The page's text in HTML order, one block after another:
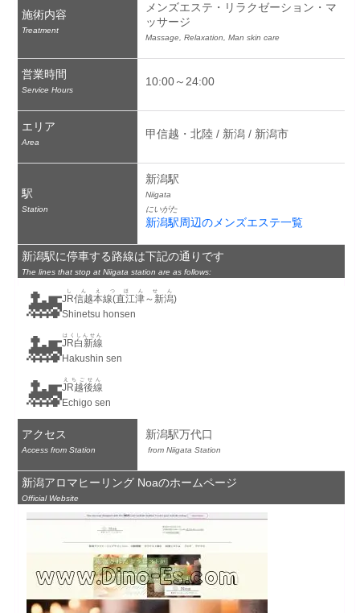
施術内容
Treatment
メンズエステ・リラクゼーション・マ
ッサージ
Massage, Relaxation, Man skin care
営業時間
Service Hours
10:00～24:00
エリア
Area
甲信越・北陸 / 新潟 / 新潟市
駅
Station
新潟駅
Niigata
にいがた
新潟駅周辺のメンズエステ一覧
新潟駅に停車する路線は下記の通りです
The lines that stop at Niigata station are as follows:
🚂JR信越本線(直江津～新潟)
しんえつほんせん
Shinetsu honsen
🚂JR白新線
はくしんせん
Hakushin sen
🚂JR越後線
えちごせん
Echigo sen
アクセス
Access from Station
新潟駅万代口
from Niigata Station
新潟アロマヒーリング Noaのホームページ
Official Website